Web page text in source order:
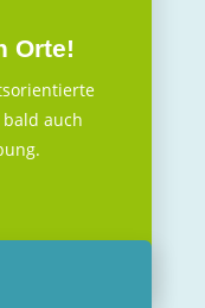
Orte!
auch